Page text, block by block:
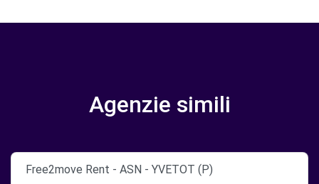
Agenzie simili
Free2move Rent - ASN - YVETOT (P)